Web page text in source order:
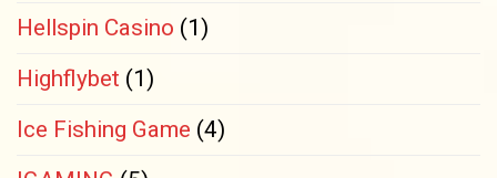
Hellspin Casino (1)
Highflybet (1)
Ice Fishing Game (4)